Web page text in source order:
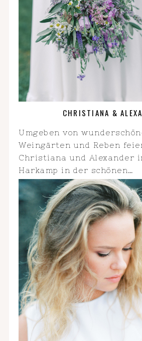
CHRISTIANA &
Umgeben von
Weingärten und Reben
Christiana und Alexander
Harkamp in der schönen…